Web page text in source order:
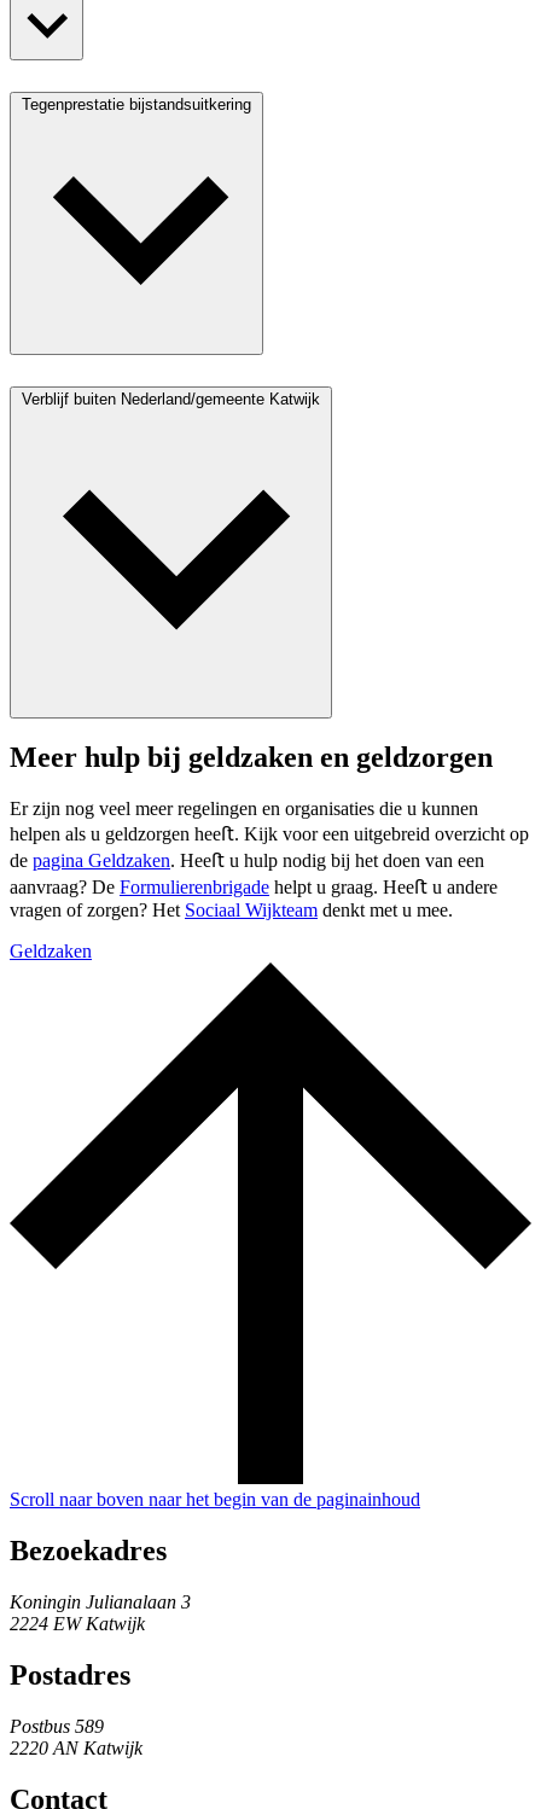
Tegenprestatie bijstandsuitkering
Verblijf buiten Nederland/gemeente Katwijk
Meer hulp bij geldzaken en geldzorgen
Er zijn nog veel meer regelingen en organisaties die u kunnen
helpen als u geldzorgen heeﬅ. Kijk voor een uitgebreid overzicht op
de pagina Geldzaken. Heeﬅ u hulp nodig bij het doen van een
aanvraag? De Formulierenbrigade helpt u graag. Heeﬅ u andere
vragen of zorgen? Het Sociaal Wijkteam denkt met u mee.
Geldzaken
Scroll naar boven naar het begin van de paginainhoud
Bezoekadres
Koningin Julianalaan 3
2224 EW Katwijk
Postadres
Postbus 589
2220 AN Katwijk
Contact